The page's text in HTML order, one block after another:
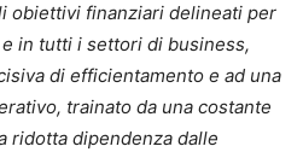
obiettivi finanziari delineati per
in tutti i settori di business,
di efficientamento e ad una
trainato da una costante
ridotta dipendenza dalle